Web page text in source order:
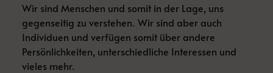
Wir sind Menschen und somit in der Lage, uns
gegenseitig zu verstehen. Wir sind aber auch
Individuen und verfügen somit über andere
Persönlichkeiten, unterschiedliche Interessen und
vieles mehr.